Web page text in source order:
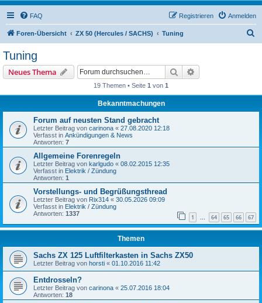
FAQ Anmelden
Registrieren
Foren-Übersicht ZX 50 (Hercules / SACHS) Tuning
Tuning
Neues Thema Suche
19 Themen • Seite 1 von 1
Bekanntmachungen
Forum auf neusten Stand gebracht
Letzter Beitrag von carinona « 27.08.2020 12:18
Verfasst in Ankündigungen & News
Antworten: 7
Allgemeine Forenregeln
Letzter Beitrag von karlgudo « 08.02.2015 12:35
Verfasst in Elektrik / Zündung
Antworten: 1
Vorstellungs- und Begrüßungsthread
Letzter Beitrag von Rix314 « 30.05.2026 09:09
Verfasst in Elektrik / Zündung
Antworten: 1337 1 … 64 65 66 67
Themen
Sachs ZX 125 Luftfilterkasten in Sachs ZX50
Letzter Beitrag von horsti « 01.10.2016 11:42
Entdrosseln?
Letzter Beitrag von carinona « 25.07.2016 18:04
Antworten: 18